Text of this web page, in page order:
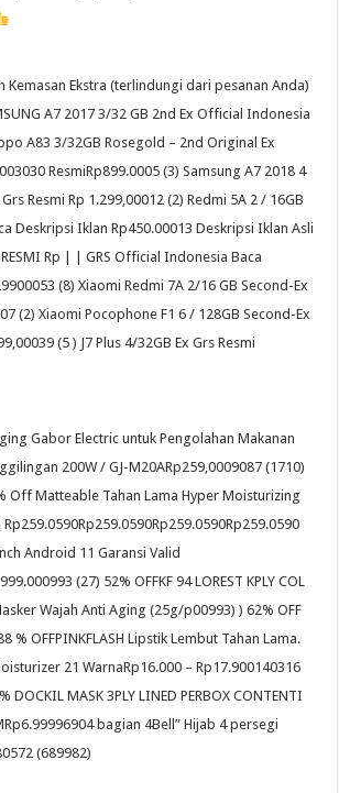
Kemasan Ekstra (terlindungi dari pesanan Anda)
A7 2017 3/32 GB 2nd Ex Official Indonesia
A83 3/32GB Rosegold – 2nd Original Ex
ResmiRp899.0005 (3) Samsung A7 2018 4
Resmi Rp 1.299,00012 (2) Redmi 5A 2 / 16GB
Deskripsi Iklan Rp450.00013 Deskripsi Iklan Asli
RESMI Rp | | GRS Official Indonesia Baca
(8) Xiaomi Redmi 7A 2/16 GB Second-Ex
(2) Xiaomi Pocophone F1 6 / 128GB Second-Ex
(5 ​​​​​​) J7 Plus 4/32GB Ex Grs Resmi
Gabor Electric untuk Pengolahan Makanan
200W / GJ-M20ARp259,0009087 (1710)
Off Matteable Tahan Lama Hyper Moisturizing
Android 11 Garansi Valid
(27) 52% OFFKF 94 LOREST KPLY COL
Wajah Anti Aging (25g/p00993) ) 62% OFF
% OFFPINKFLASH Lipstik Lembut Tahan Lama.
21 WarnaRp16.000 – Rp17.900140316
DOCKIL MASK 3PLY LINED PERBOX CONTENTI
bagian 4Bell” Hijab 4 persegi
(689982)